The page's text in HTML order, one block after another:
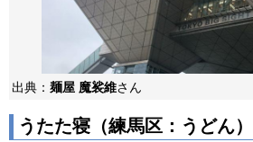
出典： 麺屋 魔裟維さん
うたた寝（練馬区：うどん）